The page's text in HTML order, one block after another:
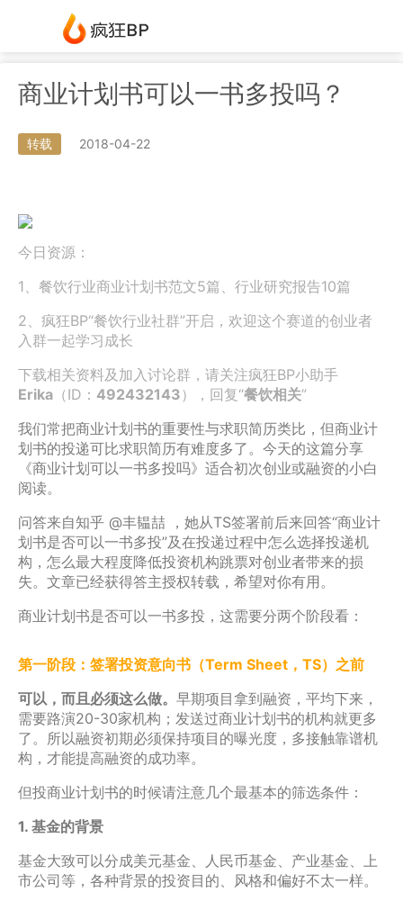
商业计划书可以一书多投吗？
转载 2018-04-22
今日资源：
1、餐饮行业商业计划书范文5篇、行业研究报告10篇
2、疯狂BP“餐饮行业社群”开启，欢迎这个赛道的创业者
入群一起学习成长
下载相关资料及加入讨论群，请关注疯狂BP小助手
Erika （ID： 492432143），回复“餐饮相关”
我们常把商业计划书的重要性与求职简历类比，但商业计
划书的投递可比求职简历有难度多了。今天的这篇分享
《商业计划可以一书多投吗》适合初次创业或融资的小白
阅读。
问答来自知乎 @丰韫喆 ，她从TS签署前后来回答“商业计
划书是否可以一书多投”及在投递过程中怎么选择投递机
构，怎么最大程度降低投资机构跳票对创业者带来的损
失。文章已经获得答主授权转载，希望对你有用。
商业计划书是否可以一书多投，这需要分两个阶段看：
第一阶段：签署投资意向书（Term Sheet，TS）之前
可以，而且必须这么做。 早期项目拿到融资，平均下来，
需要路演20-30家机构；发送过商业计划书的机构就更多
了。所以融资初期必须保持项目的曝光度，多接触靠谱机
构，才能提高融资的成功率。
但投商业计划书的时候请注意几个最基本的筛选条件：
1. 基金的背景
基金大致可以分成美元基金、人民币基金、产业基金、上
市公司等，各种背景的投资目的、风格和偏好不太一样。